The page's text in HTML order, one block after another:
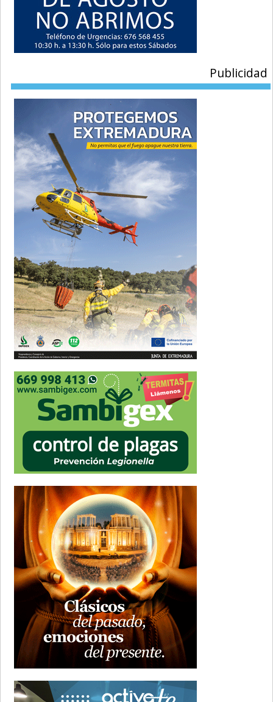
Publicidad